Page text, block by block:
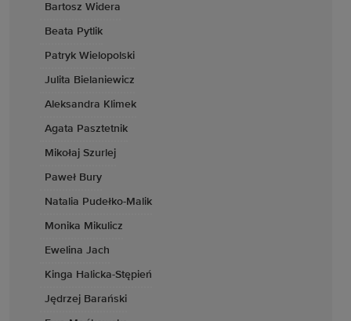
Bartosz Widera
Beata Pytlik
Patryk Wielopolski
Julita Bielaniewicz
Aleksandra Klimek
Agata Pasztetnik
Mikołaj Szurlej
Paweł Bury
Natalia Pudełko-Malik
Monika Mikulicz
Ewelina Jach
Kinga Halicka-Stępień
Jędrzej Barański